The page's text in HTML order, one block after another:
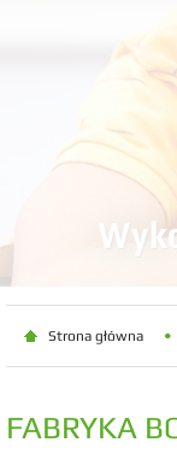
Strona główna
FABRYKA